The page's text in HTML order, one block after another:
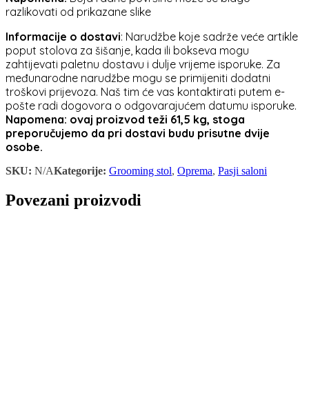
razlikovati od prikazane slike
Informacije o dostavi: Narudžbe koje sadrže veće artikle
poput stolova za šišanje, kada ili bokseva mogu
zahtijevati paletnu dostavu i dulje vrijeme isporuke. Za
međunarodne narudžbe mogu se primijeniti dodatni
troškovi prijevoza. Naš tim će vas kontaktirati putem e-
pošte radi dogovora o odgovarajućem datumu isporuke.
Napomena: ovaj proizvod teži 61,5 kg, stoga
preporučujemo da pri dostavi budu prisutne dvije
osobe.
SKU: N/AKategorije: Grooming stol, Oprema, Pasji saloni
Povezani proizvodi